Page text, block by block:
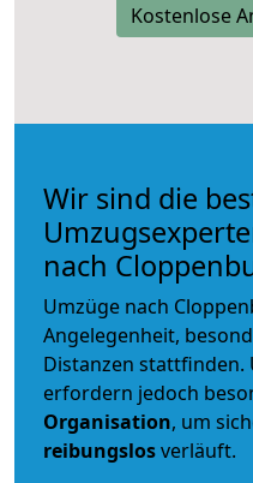
Kostenlose
Wir sind die
nach
Umzüge nach
Angelegenheit,
Distanzen stattfinden.
erfordern jedoch
Organisation, um
reibungslosverläuft.